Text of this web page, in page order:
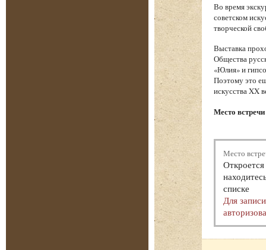
Во время
советском
творческой
Выставка
Общества
«Юлия» и
Поэтому это
искусства XX
Место
Место
списке
Для